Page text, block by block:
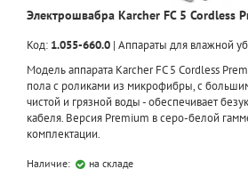
Электрошвабра Karcher FC 5 Cordless
Код: 1.055-660.0 | Аппараты для влажной
Модель аппарата Karcher FC 5 Cordless
пола с роликами из микрофибры, с
чистой и грязной воды - обеспечивает
кабеля. Версия Premium в серо-белой
комплектации.
Наличие: на складе